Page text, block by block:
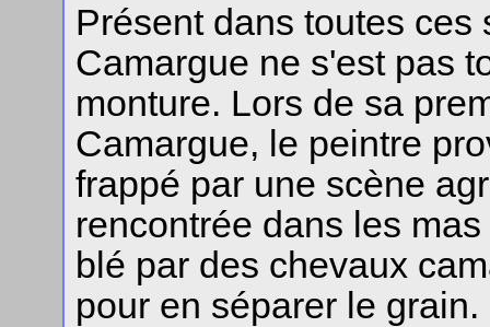
Présent dans toutes ces
Camargue ne s'est pas
monture. Lors de sa
Camargue, le peintre
frappé par une scène
rencontrée dans les
blé par des chevaux
pour en séparer le grain.